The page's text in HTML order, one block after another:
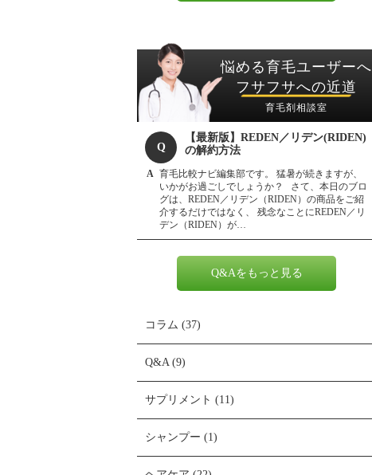
悩める育毛ユーザーへ
フサフサへの近道
育毛剤相談室
【最新版】REDEN／リデン(RIDEN)
の解約方法
育毛比較ナビ編集部です。 猛暑が続きますが、
いかがお過ごしでしょうか？ さて、本日のブロ
グは、REDEN／リデン（RIDEN）の商品をご紹
介するだけではなく、 残念なことにREDEN／リ
デン（RIDEN）が…
Q&Aをもっと見る